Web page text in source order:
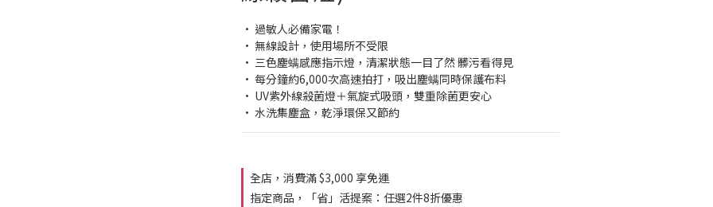
• 過敏人必備家電！
• 無線設計，使用場所不受限
• 三色塵螨感應指示燈，清潔狀態一目了然 髒污看得見
• 每分鐘約6,000次高速拍打，吸出塵螨同時保護布料
• UV紫外線殺菌燈＋氣旋式吸頭，雙重除菌更安心
• 水洗集塵盒，乾淨環保又節約
全店，消費滿 $3,000 享免運
指定商品，「省」活提案：任選2件8折優惠